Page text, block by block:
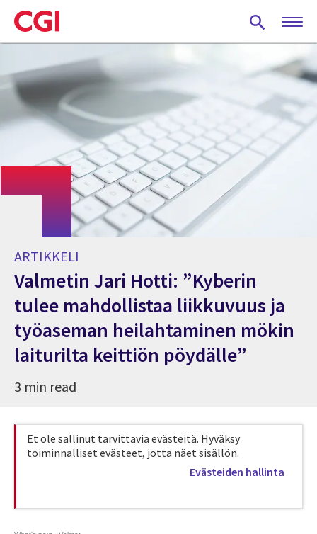
Skip
to
main
ARTIKKELI
Valmetin Jari Hotti: ”Kyberin
tulee mahdollistaa liikkuvuus ja
työaseman heilahtaminen mökin
laiturilta keittiön pöydälle”
3 min read
Et ole sallinut tarvittavia evästeitä. Hyväksy
toiminnalliset evästeet, jotta näet sisällön.
Evästeiden hallinta